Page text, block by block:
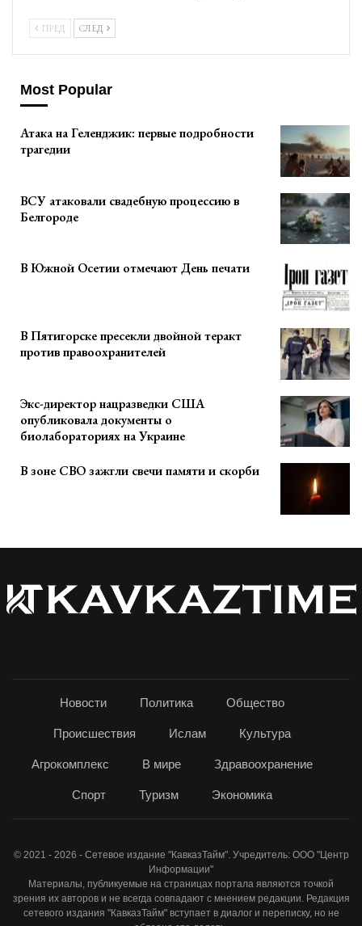
ПРЕД СЛЕД
Most Popular
Атака на Геленджик: первые подробности
трагедии
ВСУ атаковали свадебную процессию в
Белгороде
В Южной Осетии отмечают День печати
В Пятигорске пресекли двойной теракт
против правоохранителей
Экс-директор нацразведки США
опубликовала документы о
биолабораториях на Украине
В зоне СВО зажгли свечи памяти и скорби
Новости Политика Общество
Происшествия Ислам Культура
Агрокомплекс В мире Здравоохранение
Спорт Туризм Экономика
© 2021 - 2026 - Сетевое издание "КавказТайм". Учредитель: ООО "Центр
Информации"
Материалы, публикуемые на страницах портала являются точкой
зрения их авторов и не всегда совпадают с мнением редакции. Редакция
сетевого издания "КавказТайм" вступает в диалог и переписку, но не